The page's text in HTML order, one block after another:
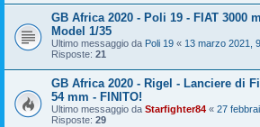
GB Africa 2020 - Poli 19 - FIAT 3000
Model 1/35
Ultimo messaggio da Poli 19 « 13 marzo 2021,
Risposte: 21
GB Africa 2020 - Rigel - Lanciere di
54 mm - FINITO!
Ultimo messaggio da Starfighter84 « 27
Risposte: 29